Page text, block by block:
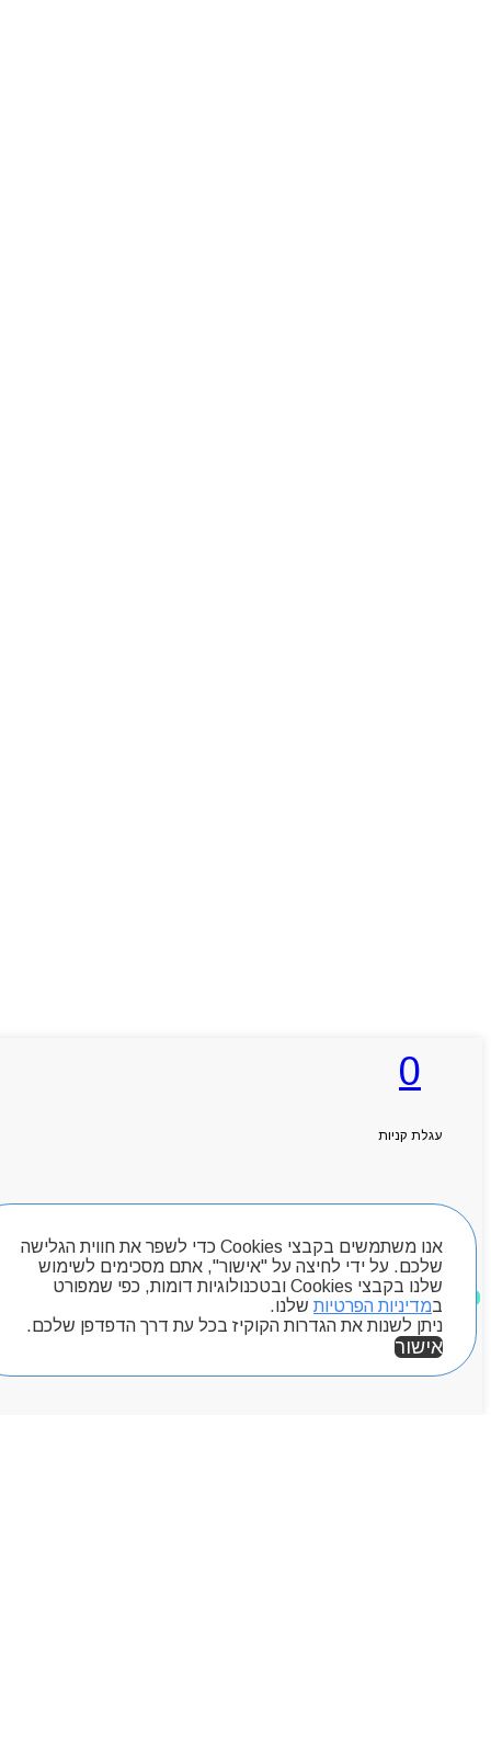
אנו משתמשים בקבצי Cookies כדי לשפר את חווית הגלישה
שלכם. על ידי לחיצה על "אישור", אתם מסכימים לשימוש
שלנו בקבצי Cookies ובטכנולוגיות דומות, כפי שמפורט
במדיניות הפרטיות שלנו.
ניתן לשנות את הגדרות הקוקיז בכל עת דרך הדפדפן שלכם.
אישור
0
עגלת קניות
חיפוש מוצרים
מוצרים שאהבתי